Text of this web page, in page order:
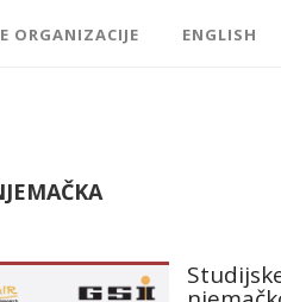
ORGANIZACIJE ENGLISH